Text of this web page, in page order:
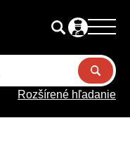
Rozšírené hľadanie